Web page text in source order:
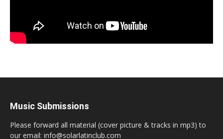
Music Submissions
Please forward all material (cover picture & tracks in mp3) to
our email: info@solarlatinclub.com